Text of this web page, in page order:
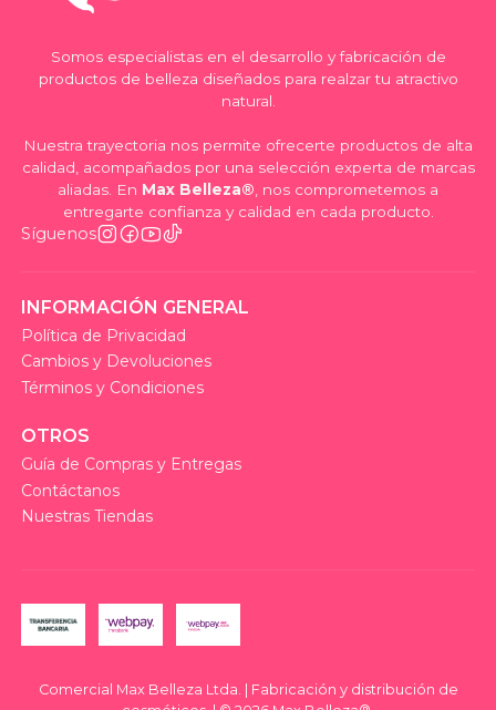
Somos especialistas en el desarrollo y fabricación de
productos de belleza diseñados para realzar tu atractivo
natural.
Nuestra trayectoria nos permite ofrecerte productos de alta
calidad, acompañados por una selección experta de marcas
aliadas. En Max Belleza® , nos comprometemos a
entregarte confianza y calidad en cada producto.
Síguenos
INFORMACIÓN GENERAL
Política de Privacidad
Cambios y Devoluciones
Términos y Condiciones
OTROS
Guía de Compras y Entregas
Contáctanos
Nuestras Tiendas
Comercial Max Belleza Ltda. | Fabricación y distribución de